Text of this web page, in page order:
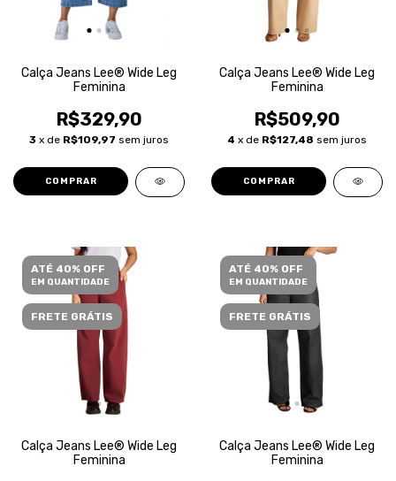
Calça Jeans Lee® Wide Leg
Feminina
R$329,90
3 x de R$109,97 sem juros
COMPRAR
Calça Jeans Lee® Wide Leg
Feminina
R$509,90
4 x de R$127,48 sem juros
COMPRAR
ATÉ 40% OFF
EM QUANTIDADE
FRETE GRÁTIS
Calça Jeans Lee® Wide Leg
Feminina
ATÉ 40% OFF
EM QUANTIDADE
FRETE GRÁTIS
Calça Jeans Lee® Wide Leg
Feminina